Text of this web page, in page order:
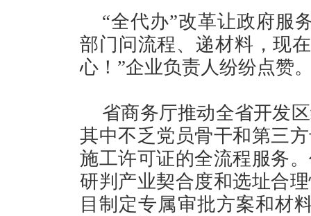
“全代办”改革让政府服
部门问流程、递材料，现
心！”企业负责人纷纷点赞
省商务厅推动全省开发
其中不乏党员骨干和第三
施工许可证的全流程服务
研判产业契合度和选址合
目制定专属审批方案和材